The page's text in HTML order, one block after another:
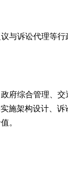
与诉讼代理等
府综合管理、
施架构设计、
。